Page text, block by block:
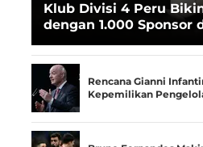
Klub Divisi 4 Peru
dengan 1.000 Sponsor
Rencana Gianni
Kepemilikan